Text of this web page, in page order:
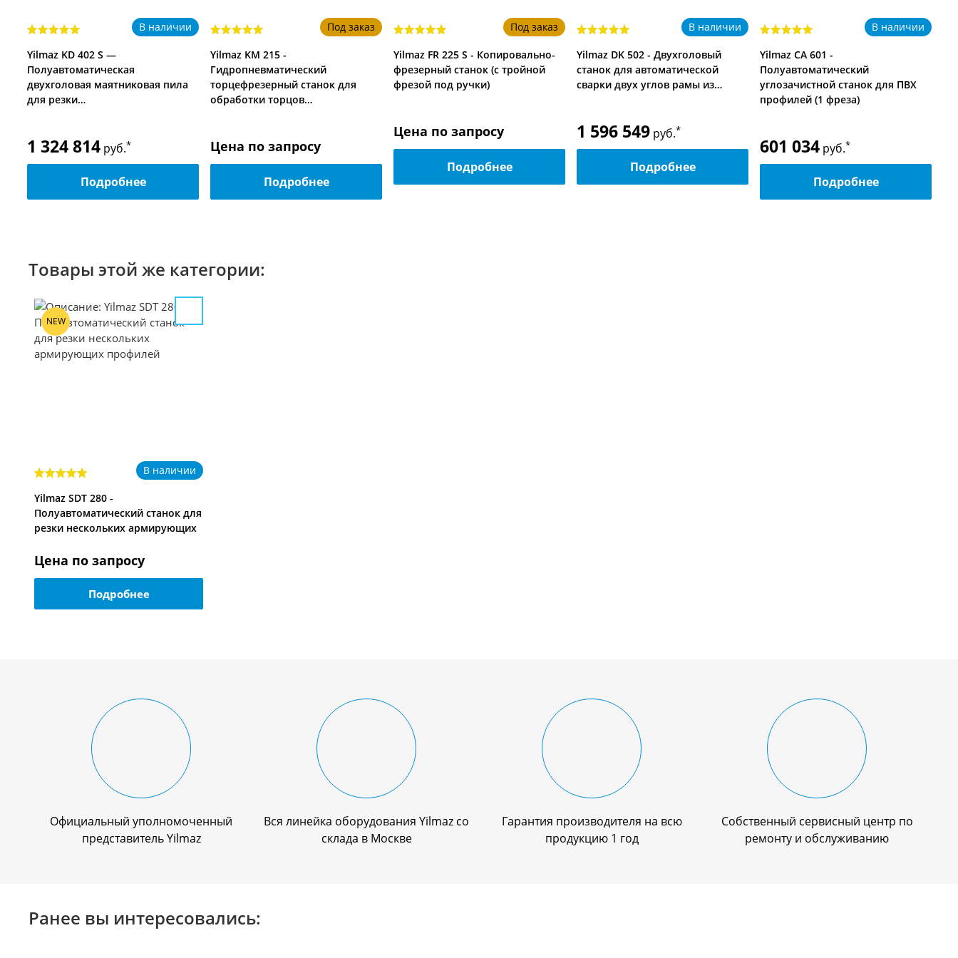
В наличии
Yilmaz KD 402 S —
Полуавтоматическая
двухголовая маятниковая пила
для резки…
1 324 814 руб.*
Подробнее
Под заказ
Yilmaz KM 215 -
Гидропневматический
торцефрезерный станок для
обработки торцов…
Цена по запросу
Подробнее
Под заказ
Yilmaz FR 225 S - Копировально-
фрезерный станок (с тройной
фрезой под ручки)
Цена по запросу
Подробнее
В наличии
Yilmaz DK 502 - Двухголовый
станок для автоматической
сварки двух углов рамы из…
1 596 549 руб.*
Подробнее
В наличии
Yilmaz CA 601 -
Полуавтоматический
углозачистной станок для ПВХ
профилей (1 фреза)
601 034 руб.*
Подробнее
Товары этой же категории:
NEW
В наличии
Yilmaz SDT 280 -
Полуавтоматический станок для
резки нескольких армирующих
Цена по запросу
Подробнее
Официальный уполномоченный
представитель Yilmaz
Вся линейка оборудования Yilmaz со
склада в Москве
Гарантия производителя на всю
продукцию 1 год
Собственный сервисный центр по
ремонту и обслуживанию
Ранее вы интересовались: